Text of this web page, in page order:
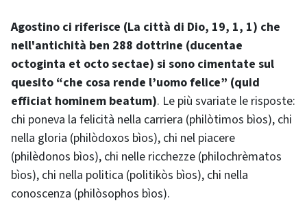
Agostino ci riferisce (La città di Dio, 19, 1, 1) che
nell'antichità ben 288 dottrine (ducentae
octoginta et octo sectae) si sono cimentate sul
quesito “che cosa rende l’uomo felice” (quid
efficiat hominem beatum). Le più svariate le risposte:
chi poneva la felicità nella carriera (philòtimos bìos), chi
nella gloria (philòdoxos bìos), chi nel piacere
(philèdonos bìos), chi nelle ricchezze (philochrèmatos
bìos), chi nella politica (politikòs bìos), chi nella
conoscenza (philòsophos bìos).